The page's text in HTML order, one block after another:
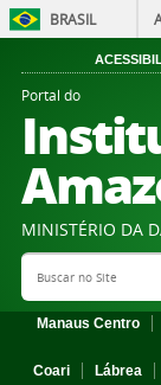
BRASIL
Portal do
MINISTÉRIO DA
Search Site
Manaus Centro
Coari
Lábrea